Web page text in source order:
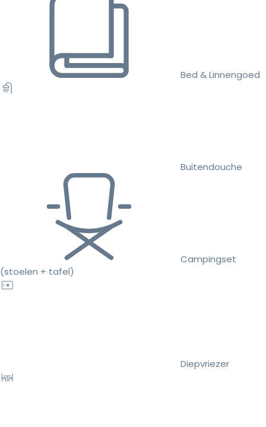
Bed & Linnengoed
Buitendouche
Campingset
(stoelen + tafel)
Diepvriezer